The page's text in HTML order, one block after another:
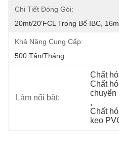
Chi Tiết Đóng Gói:
20mt/20'FCL Trong Bể IBC,
Khả Năng Cung Cấp:
500 Tấn/tháng
Làm nổi bật:
Chất
Chất
chuyển
,
Chất
keo